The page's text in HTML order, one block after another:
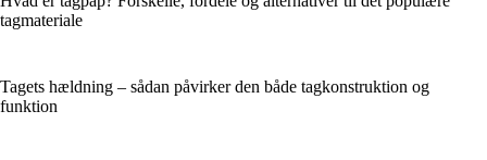
tagmateriale
Tagets hældning – sådan påvirker den både tagkonstruktion og
funktion